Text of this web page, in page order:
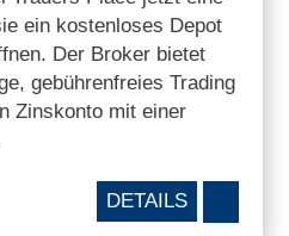
ein kostenloses Depot
Der Broker bietet
gebührenfreies Trading
Zinskonto mit einer
DETAILS